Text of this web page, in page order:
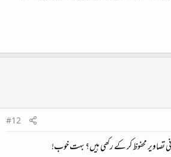
#12
تصاویر محفوظ کر کے رکھی ہیں؟ بہت خوب!